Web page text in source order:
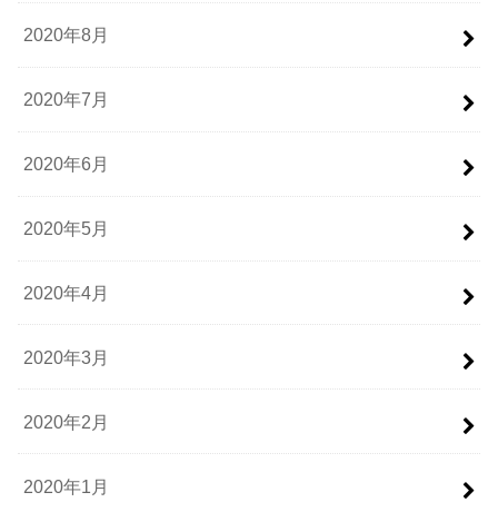
2020年8月
2020年7月
2020年6月
2020年5月
2020年4月
2020年3月
2020年2月
2020年1月